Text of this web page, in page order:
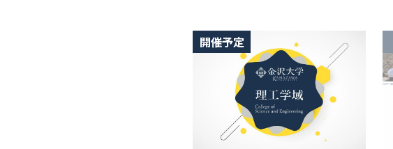
開催予定